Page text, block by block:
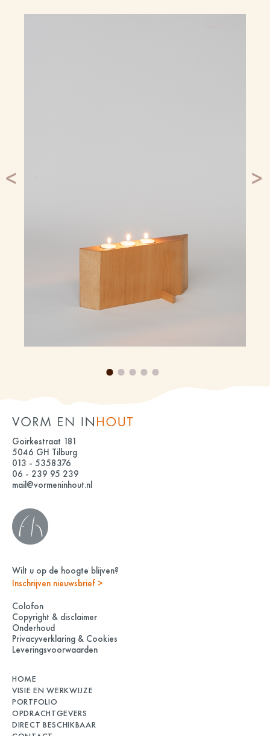
Goirkestraat 181
5046 GH Tilburg
013 - 5358376
06 - 239 95 239
mail@vormeninhout.nl
Wilt u op de hoogte blijven?
Inschrijven nieuwsbrief >
Colofon
Copyright & disclaimer
Onderhoud
Privacyverklaring & Cookies
Leveringsvoorwaarden
HOME
VISIE EN WERKWIJZE
PORTFOLIO
OPDRACHTGEVERS
DIRECT BESCHIKBAAR